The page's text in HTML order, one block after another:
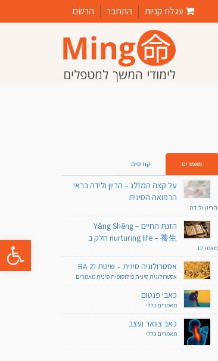
פתח
התחבר הרשם עגלת קניות
מאמרים קורסים
על קצה המזלג – הריון ולידה בראי
הרפואה הסינית
הריון ולידה
הזנת החיים Yǎng Shēng –
nurturing life – 養生 חלק ב
מאמרים
אסטרולוגיה סינית – שיטת BA ZI
אסטרולוגיה סיניתפילוסופיה סיניתמאמרים
כאבי פנטום
מאמרים כללי
כאב צוואר ועצב
מאמרים כללי